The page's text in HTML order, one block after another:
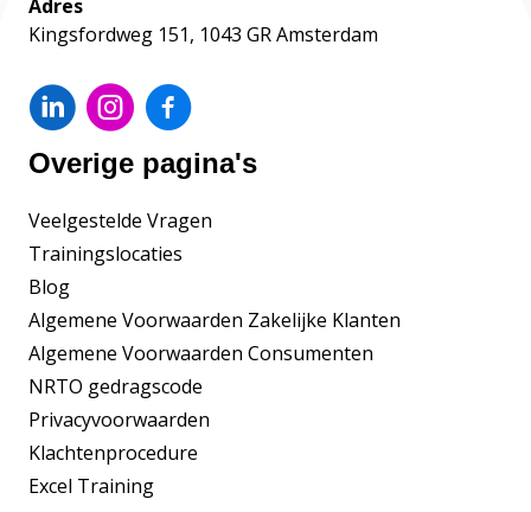
Adres
Kingsfordweg 151, 1043 GR Amsterdam
Overige pagina's
Veelgestelde Vragen
Trainingslocaties
Blog
Algemene Voorwaarden Zakelijke Klanten
Algemene Voorwaarden Consumenten
NRTO gedragscode
Privacyvoorwaarden
Klachtenprocedure
Excel Training